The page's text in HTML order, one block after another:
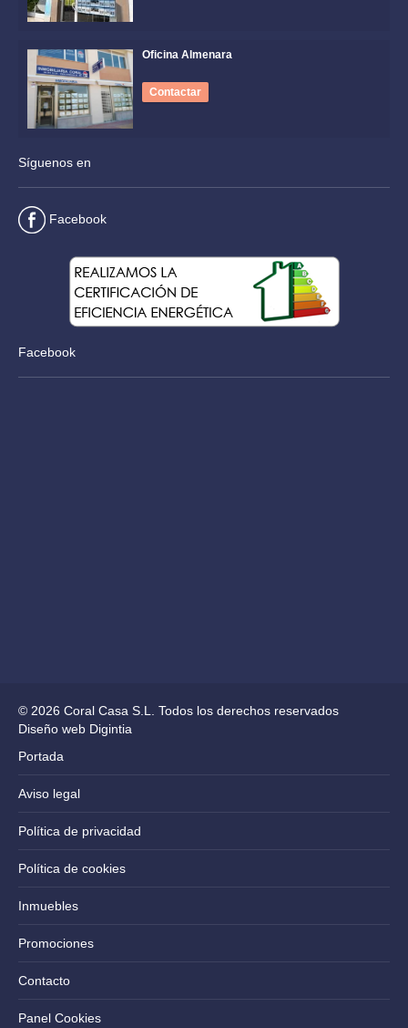
Oficina Almenara
Contactar
Síguenos en
Facebook
Facebook
© 2026 Coral Casa S.L. Todos los derechos reservados
Diseño web Digintia
Portada
Aviso legal
Política de privacidad
Política de cookies
Inmuebles
Promociones
Contacto
Panel Cookies